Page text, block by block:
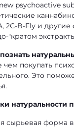
psychoactive
2C-B-Fly и
"кратом
покупать
Это
натуральности
сырьевая форма